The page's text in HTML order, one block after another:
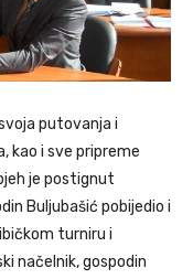
putovanja i
kao i sve pripreme
je postignut
Buljubašić pobijedio i
turniru i
načelnik, gospodin